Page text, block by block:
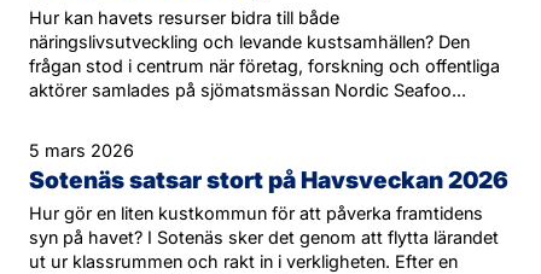
Hur kan havets resurser bidra till både
näringslivsutveckling och levande kustsamhällen? Den
frågan stod i centrum när företag, forskning och offentliga
aktörer samlades på sjömatsmässan Nordic Seafoo...
5 mars 2026
Sotenäs satsar stort på Havsveckan 2026
Hur gör en liten kustkommun för att påverka framtidens
syn på havet? I Sotenäs sker det genom att flytta lärandet
ut ur klassrummen och rakt in i verkligheten. Efter en